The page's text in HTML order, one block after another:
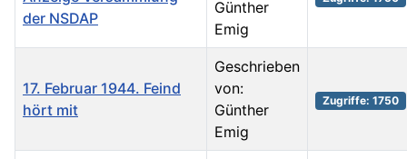
der NSDAP
Günther
Emig
17. Februar 1944. Feind
hört mit
Geschrieben
von:
Günther
Emig
Zugriffe: 1750